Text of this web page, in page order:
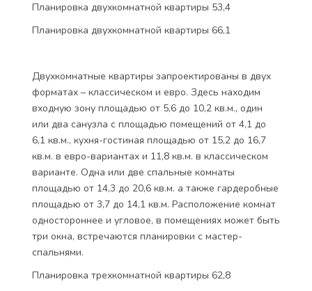
Планировка двухкомнатной квартиры 53,4
Планировка двухкомнатной квартиры 66,1
Двухкомнатные квартиры запроектированы в двух
форматах – классическом и евро. Здесь находим
входную зону площадью от 5,6 до 10,2 кв.м., один
или два санузла с площадью помещений от 4,1 до
6,1 кв.м., кухня-гостиная площадью от 15,2 до 16,7
кв.м. в евро-вариантах и 11,8 кв.м. в классическом
варианте. Одна или две спальные комнаты
площадью от 14,3 до 20,6 кв.м. а также гардеробные
площадью от 3,7 до 14,1 кв.м. Расположение комнат
одностороннее и угловое, в помещениях может быть
три окна, встречаются планировки с мастер-
спальнями.
Планировка трехкомнатной квартиры 62,8